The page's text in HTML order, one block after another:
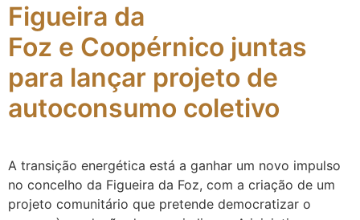
Figueira da
Foz e Coopérnico juntas
para lançar projeto de
autoconsumo coletivo
A transição energética está a ganhar um novo impulso
no concelho da Figueira da Foz, com a criação de um
projeto comunitário que pretende democratizar o